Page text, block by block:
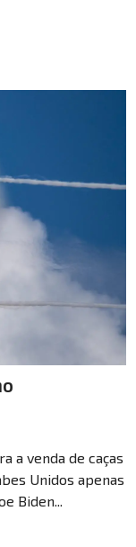
a venda de caças
Unidos apenas
Biden...